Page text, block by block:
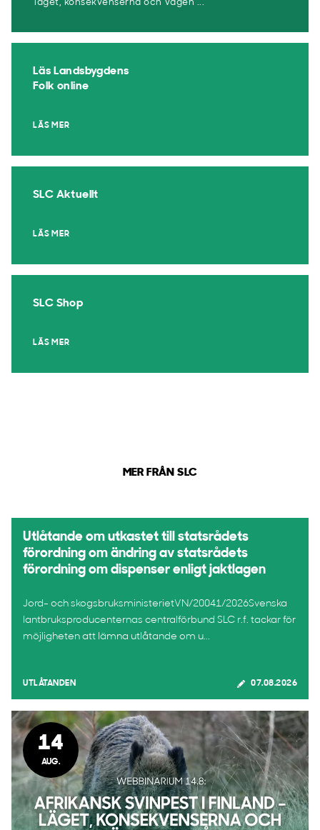
läget, konsekvenserna och vägen ...
Läs Landsbygdens
Folk online
LÄS MER
SLC Aktuellt
LÄS MER
SLC Shop
LÄS MER
MER FRÅN SLC
Utlåtande om utkastet till statsrådets
förordning om ändring av statsrådets
förordning om dispenser enligt jaktlagen
Jord- och skogsbruksministerietVN/20041/2026Svenska
lantbruksproducenternas centralförbund SLC r.f. tackar för
möjligheten att lämna utlåtande om u...
UTLÅTANDEN 07.08.2026
14
AUG.